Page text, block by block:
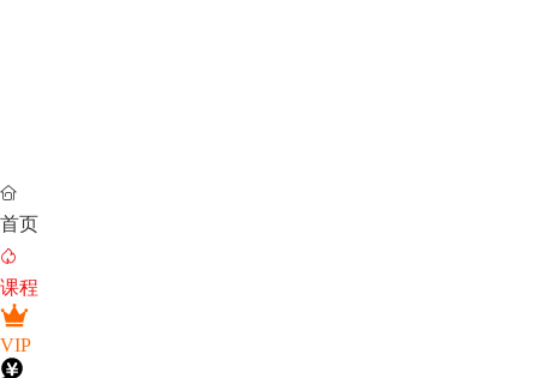

首页

课程
VIP